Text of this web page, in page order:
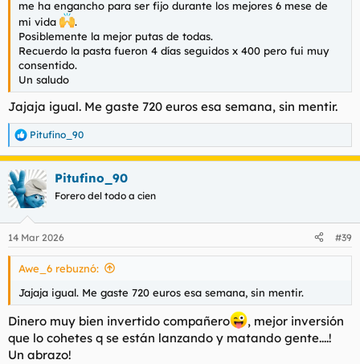
me ha engancho para ser fijo durante los mejores 6 mese de
mi vida
.
Posiblemente la mejor putas de todas.
Recuerdo la pasta fueron 4 días seguidos x 400 pero fui muy
consentido.
Un saludo
Jajaja igual. Me gaste 720 euros esa semana, sin mentir.
R
e
a
c
c
i
e
s
Pitufino_90
Pitufino_90
Forero del todo a cien
14 Mar 2026 #39
Awe_6 rebuznó:
Jajaja igual. Me gaste 720 euros esa semana, sin mentir.
Dinero muy bien invertido compañero
, mejor inversión
que lo cohetes q se están lanzando y matando gente....!
Un abrazo!